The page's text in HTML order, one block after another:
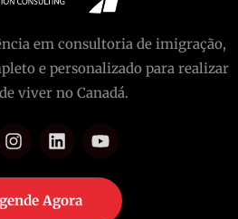
em consultoria de imigração,
e personalizado para realizar
viver no Canadá.
Agora